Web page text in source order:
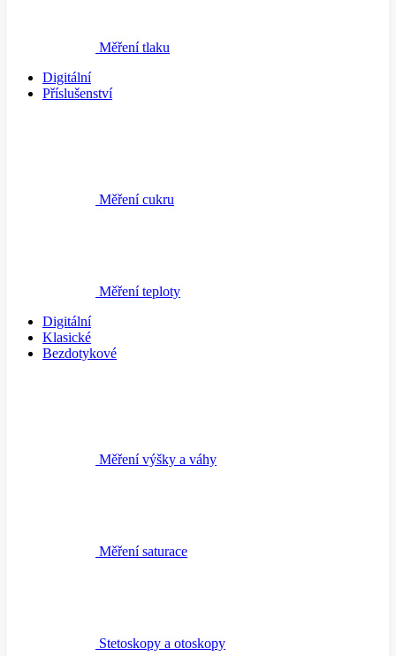
Měření tlaku
Digitální
Příslušenství
Měření cukru
Měření teploty
Digitální
Klasické
Bezdotykové
Měření výšky a váhy
Měření saturace
Stetoskopy a otoskopy